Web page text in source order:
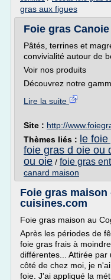
gras aux figues
Foie gras Canoie
Pâtés, terrines et
convivialité autour de
Voir nos produits
Découvrez notre
Lire la suite
Site : http://
Thèmes liés : le
foie gras d oie ou
ou oie / foie gras
canard maison
Foie gras maison
cuisines.com
Foie gras maison au
Après les périodes de
foie gras frais à
différentes... Attirée
côté de chez moi, je
foie. J'ai appliqué la